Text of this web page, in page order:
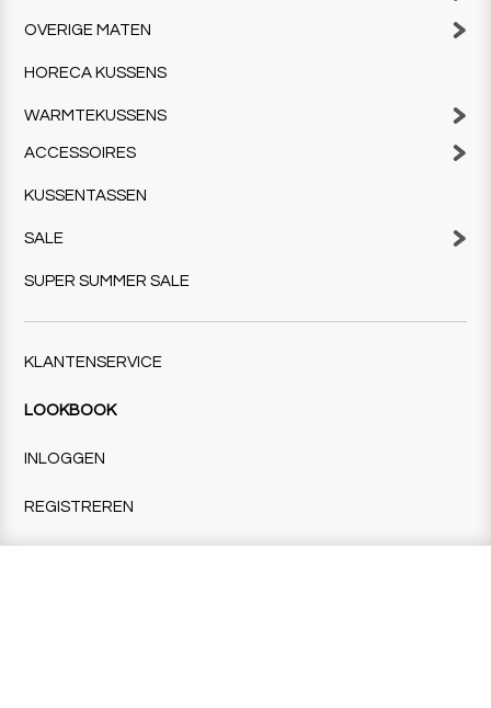
OVERIGE MATEN
HORECA KUSSENS
WARMTEKUSSENS
ACCESSOIRES
KUSSENTASSEN
SALE
SUPER SUMMER SALE
KLANTENSERVICE
LOOKBOOK
INLOGGEN
REGISTREREN